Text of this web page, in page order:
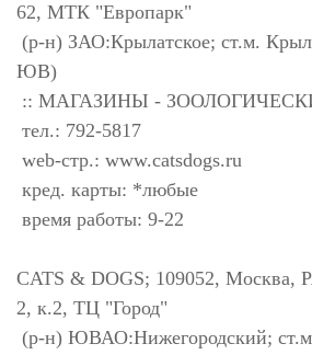
62, МТК "Европарк"
(р-н) ЗАО:Крылатское; ст.м.
ЮВ)
:: МАГАЗИНЫ -
тел.: 792-5817
web-стр.: www.catsdogs.ru
кред. карты: *любые
время работы: 9-22
CATS & DOGS; 109052, Москва,
2, к.2, ТЦ "Город"
(р-н) ЮВАО:Нижегородский;